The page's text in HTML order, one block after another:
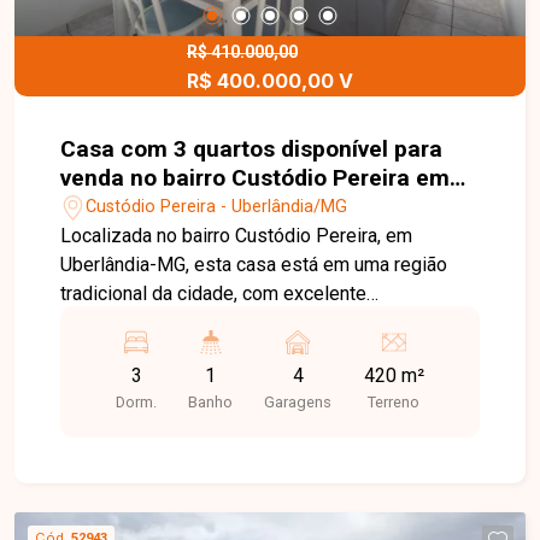
para quem busca uma casa ampla, funcional e
bem localizada para locação no bairro Vigilato
Pereira. Agende uma visita e venha conhecer
R$ 410.000,00
R$ 400.000,00 V
Casa com 3 quartos disponível para
venda no bairro Custódio Pereira em
Uberlândia-MG
Custódio Pereira - Uberlândia/MG
Localizada no bairro Custódio Pereira, em
Uberlândia-MG, esta casa está em uma região
tradicional da cidade, com excelente
Próxima a supermercados, escolas, farmácias,
comércios e diversos serviços, oferece
praticidade, conforto e qualidade de vida para
área de serviço, amplo quintal e 04 vagas de
3
Dorm.
1
Banho
4
Garagens
420 m²
Terreno